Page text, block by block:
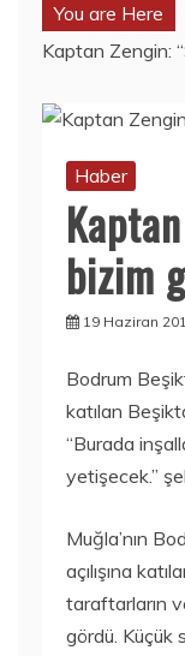
You are Here
Kaptan Zengin:
Haber
bizim
19 Haziran
Bodrum
katılan
“Burada
yetişecek.”
Muğla’nın
açılışına
taraftarların
gördü. Küçük